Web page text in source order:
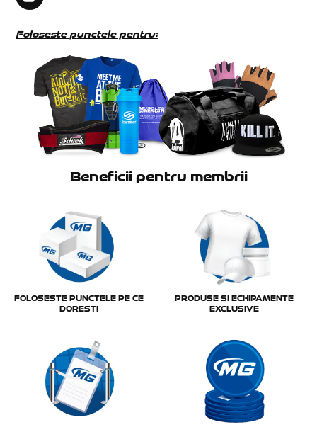
Foloseste punctele pentru:
Beneficii pentru membrii
FOLOSESTE PUNCTELE PE CE
DORESTI
PRODUSE SI ECHIPAMENTE
EXCLUSIVE